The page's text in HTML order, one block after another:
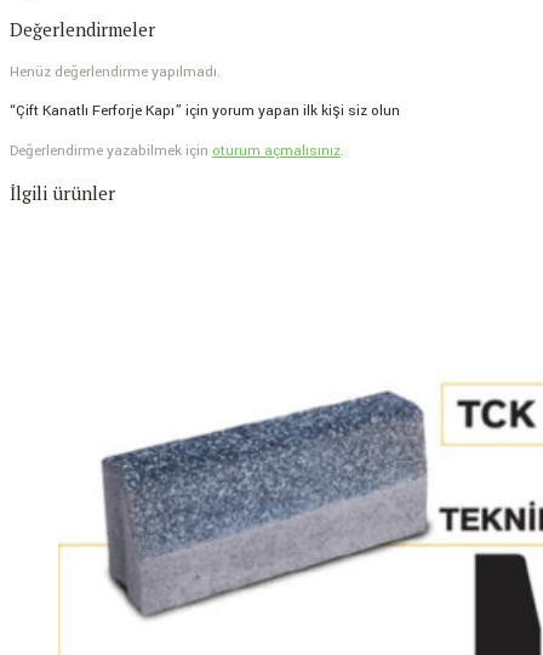
Değerlendirmeler
Henüz değerlendirme yapılmadı.
“Çift Kanatlı Ferforje Kapı” için yorum yapan ilk kişi siz olun
Değerlendirme yazabilmek için oturum açmalısınız.
İlgili ürünler